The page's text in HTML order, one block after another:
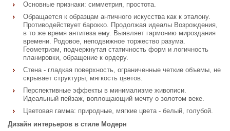
Основные признаки: симметрия, простота.
Обращается к образцам античного искусства как к эталону.
Противодействует барокко. Продолжая идеалы Возрождения,
в то же время антитеза ему. Выявляет гармонию мироздания
времени. Родовое, неподвижное торжество разума.
Геометризм, подчеркнутая статичность форм и логичность
планировки, обращение к ордеру.
Стена - гладкая поверхность, ограниченные четкие объемы, не
скрывает структуры, мягкость цветов.
Перспективные эффекты в минимализме живописи.
Идеальный пейзаж, воплощающий мечту о золотом веке.
Цветовая гамма: природные, мягкие цвета - белый, голубой.
Дизайн интерьеров в стиле Модерн